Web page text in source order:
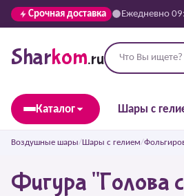
Срочная доставка Ежедневно
Sharkom.ru
Каталог Шары с
Воздушные шары/Шары с гелием/
Фигура "Голова